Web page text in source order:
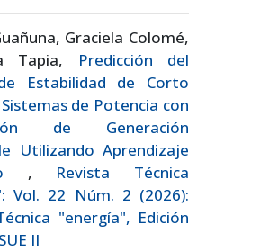
Graciela Colomé,
Tapia,
Predicción del
Estabilidad de Corto
de Potencia con
de Generación
Utilizando Aprendizaje
, Revista Técnica
Vol. 22 Núm. 2 (2026):
"energía", Edición
II